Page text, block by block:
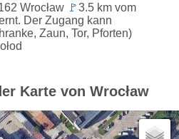
Wrocław 🚩3.5 km vom
Der Zugang kann
Zaun, Tor, Pforten)
Karte von Wrocław